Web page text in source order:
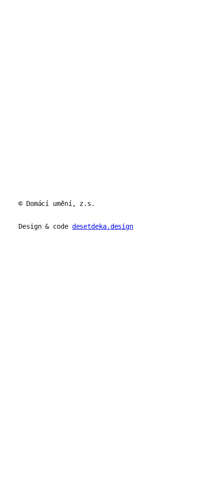
© Domácí umění, z.s.
Design & code desetdeka.design